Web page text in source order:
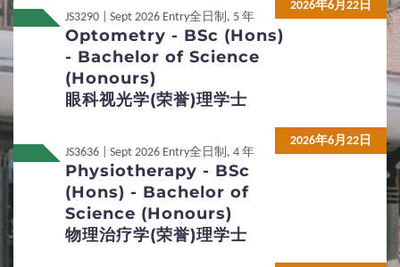
本科组合学士课程 课程特色
身体有残障及疾病人士
非本地生服务及活动
5 费用/奖学金
JS3290 | Sept 2026 Entry全日制, 5 年
Optometry - BSc (Hons)
- Bachelor of Science
(Honours)
眼科视光学(荣誉)理学士
2026年6月22日
JS3636 | Sept 2026 Entry全日制, 4 年
Physiotherapy - BSc
(Hons) - Bachelor of
Science (Honours)
物理治疗学(荣誉)理学士
2026年6月22日